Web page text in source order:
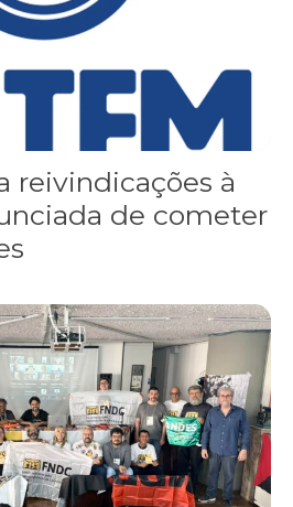
reivindicações à
de cometer
20 pontos para as eleições 2026